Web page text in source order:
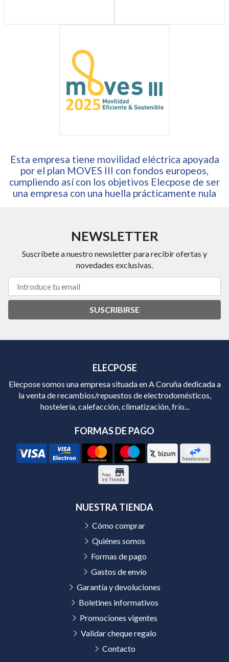
Esta empresa tiene movilidad eléctrica apoyada
por el plan MOVES III con fondos europeos,
cumpliendo así con los objetivos Elecpose de ser
una empresa con una huella prácticamente nula
NEWSLETTER
Suscríbete a nuestro newsletter para recibir ofertas y
novedades exclusivas.
SUSCRIBIRSE
ELECPOSE
Elecpose somos una empresa situada en A Coruña dedicada a
la venta de recambios/repuestos de electrodomésticos,
hostelería, calefacción, climatización, frío...
FORMAS DE PAGO
NUESTRA TIENDA
Cómo comprar
Quiénes somos
Formas de pago
Gastos de envío
Garantía y devoluciones
Boletines informativos
Promociones vigentes
Validar cheque regalo
Contacto